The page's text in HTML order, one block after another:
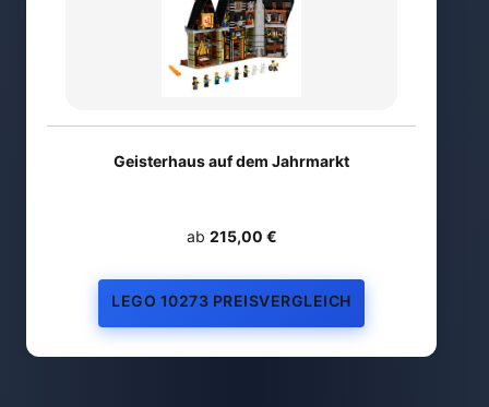
Geisterhaus auf dem Jahrmarkt
ab 215,00 €
LEGO 10273 PREISVERGLEICH